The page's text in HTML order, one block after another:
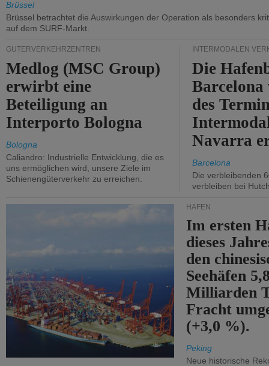
Brüssel
Brüssel betrachtet die Auswirkungen der Operation als besonders
auf dem SURF-Markt.
GÜTERVERKEHRZENTREN
Medlog (MSC Group)
erwirbt eine
Beteiligung an
Interporto Bologna
Bologna
Caliandro: Industrielle Entwicklung, die es
uns ermöglichen wird, unsere Ziele im
Schienengüterverkehr zu erreichen.
INTERMODALEN
Die
des
Navarra
Barcelona
Die verbleibenden
verbleiben bei
HÄFEN
Im ersten
dieses
den
Seehäfen
Milliarden
Fracht
(+3,0 %).
Peking
Neue historische